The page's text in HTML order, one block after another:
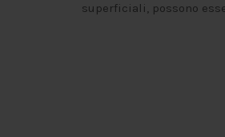
superficiali, possono